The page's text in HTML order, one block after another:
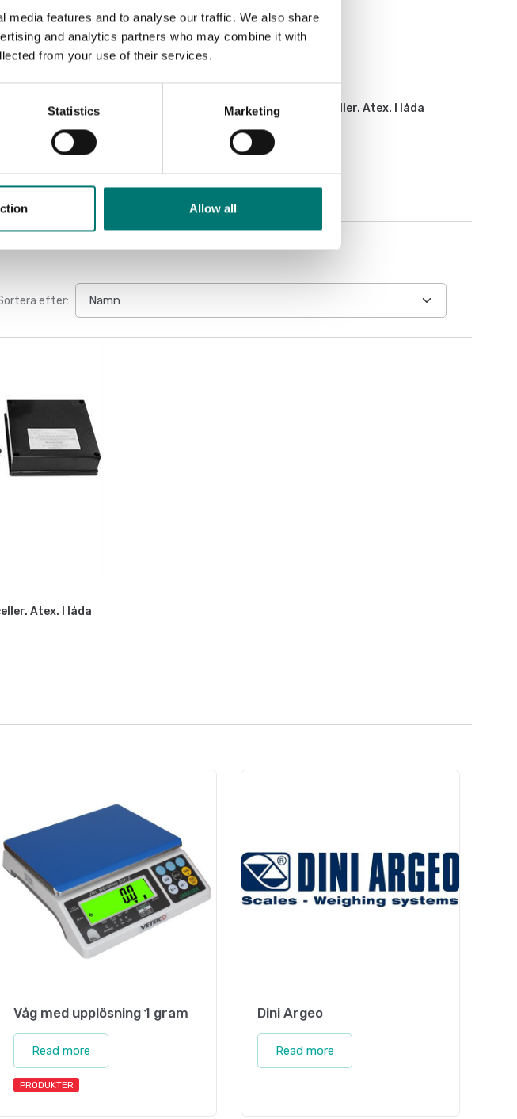
features and to analyse our traffic. We also share
and analytics partners who may combine it with
from your use of their services.
Statistics Marketing
Allow all
Atex. Triple zenerbarriär för lastceller. Atex. I låda
Artikelnr: KZBA
11 400 kr
efter:
Atex. I låda
Våg med upplösning 1 gram
Read more
PRODUKTER
Dini Argeo
Read more